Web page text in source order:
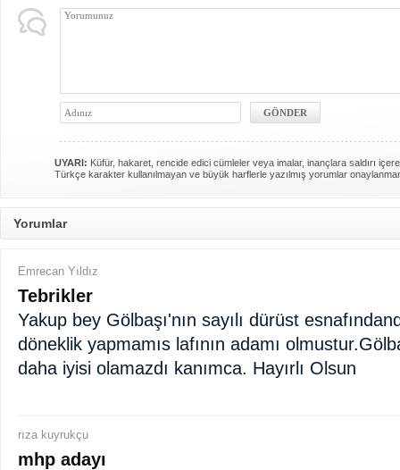
UYARI: Küfür, hakaret, rencide edici cümleler veya imalar, inançlara saldırı
Türkçe karakter kullanılmayan ve büyük harflerle yazılmış yorumlar
Yorumlar
Emrecan Yıldız
Tebrikler
Yakup bey Gölbaşı'nın sayılı dürüst
döneklik yapmamıs lafının adamı
daha iyisi olamazdı kanımca. Hayırlı Olsun
rıza kuyrukçu
mhp adayı